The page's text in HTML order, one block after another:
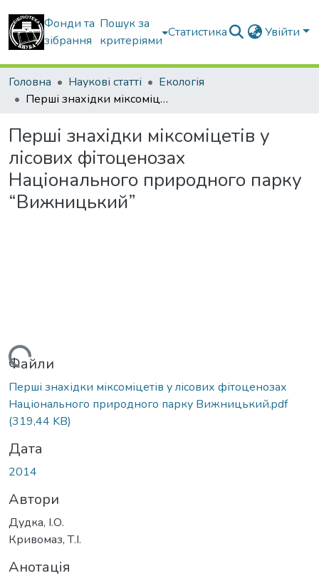
Фонди та
зібрання
Пошук за
критеріями
Статистика Увійти
Головна Наукові статті
Екологія
Перші знахідки міксоміцетів у лісових фітоценозах Національного природного парку “Вижницький”
Перші знахідки міксоміцетів у
лісових фітоценозах
Національного природного парку
“Вижницький”
Файли
Перші знахідки міксоміцетів у лісових фітоценозах
Національного природного парку Вижницький.pdf
(319,44 KB)
Дата
2014
Автори
Дудка, І.О.
Кривомаз, Т.І.
Анотація